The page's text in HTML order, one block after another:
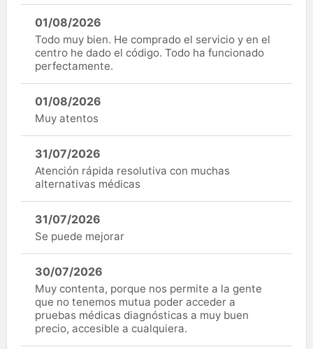
01/08/2026
Todo muy bien. He comprado el servicio y en el
centro he dado el código. Todo ha funcionado
perfectamente.
01/08/2026
Muy atentos
31/07/2026
Atención rápida resolutiva con muchas
alternativas médicas
31/07/2026
Se puede mejorar
30/07/2026
Muy contenta, porque nos permite a la gente
que no tenemos mutua poder acceder a
pruebas médicas diagnósticas a muy buen
precio, accesible a cualquiera.